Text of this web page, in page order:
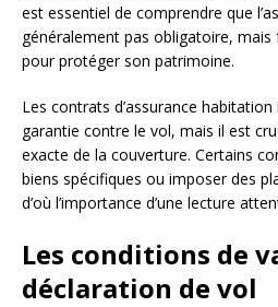
est essentiel de comprendre que
généralement pas obligatoire,
pour protéger son patrimoine.
Les contrats d’assurance
garantie contre le vol, mais il est
exacte de la couverture. Certains
biens spécifiques ou imposer des
d’où l’importance d’une lecture
Les conditions de
déclaration de vol